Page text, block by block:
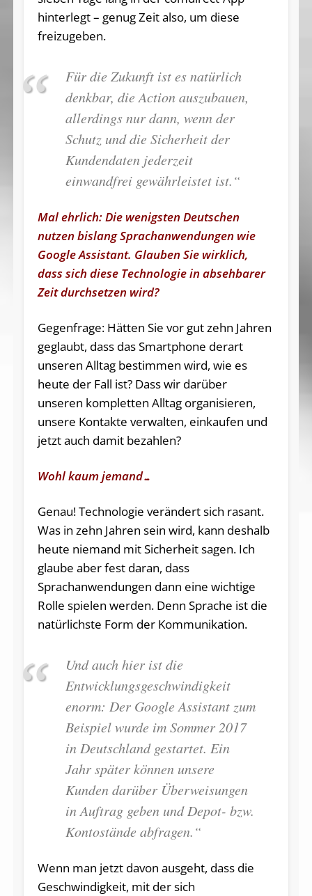
hinterlegt – genug Zeit also, um diese
freizugeben.
Für die Zukunft ist es natürlich
denkbar, die Action auszubauen,
allerdings nur dann, wenn der
Schutz und die Sicherheit der
Kundendaten jederzeit
einwandfrei gewährleistet ist.“
Mal ehrlich: Die wenigsten Deutschen
nutzen bislang Sprachanwendungen wie
Google Assistant. Glauben Sie wirklich,
dass sich diese Technologie in absehbarer
Zeit durchsetzen wird?
Gegenfrage: Hätten Sie vor gut zehn Jahren
geglaubt, dass das Smartphone derart
unseren Alltag bestimmen wird, wie es
heute der Fall ist? Dass wir darüber
unseren kompletten Alltag organisieren,
unsere Kontakte verwalten, einkaufen und
jetzt auch damit bezahlen?
Wohl kaum jemand…
Genau! Technologie verändert sich rasant.
Was in zehn Jahren sein wird, kann deshalb
heute niemand mit Sicherheit sagen. Ich
glaube aber fest daran, dass
Sprachanwendungen dann eine wichtige
Rolle spielen werden. Denn Sprache ist die
natürlichste Form der Kommunikation.
Und auch hier ist die
Entwicklungsgeschwindigkeit
enorm: Der Google Assistant zum
Beispiel wurde im Sommer 2017
in Deutschland gestartet. Ein
Jahr später können unsere
Kunden darüber Überweisungen
in Auftrag geben und Depot- bzw.
Kontostände abfragen.“
Wenn man jetzt davon ausgeht, dass die
Geschwindigkeit, mit der sich